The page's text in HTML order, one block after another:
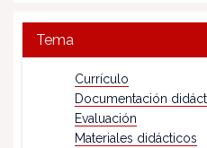
Tema
Currículo
Documentación
Evaluación
Materiales didácticos